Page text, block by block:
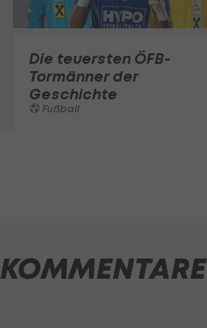
Die teuersten ÖFB-
Tormänner der
Geschichte
Fußball
KOMMENTARE